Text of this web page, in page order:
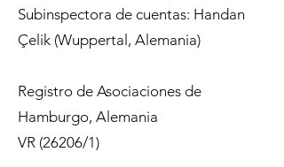
Subinspectora de cuentas: Handan
Çelik (Wuppertal, Alemania)
Registro de Asociaciones de
Hamburgo, Alemania
VR (26206/1)